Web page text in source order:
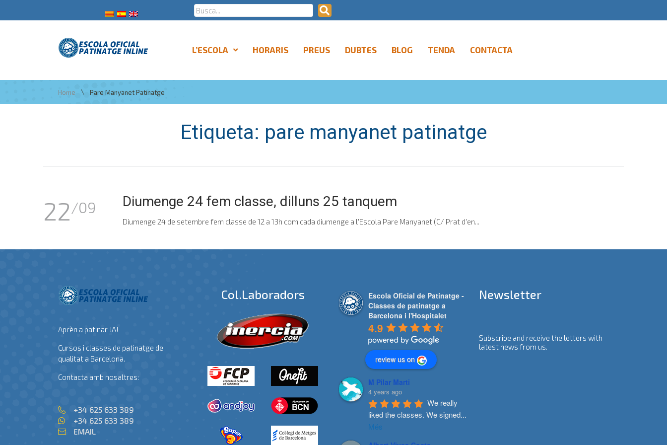
L’ESCOLA HORARIS PREUS DUBTES BLOG TENDA CONTACTA
Home \ Pare Manyanet Patinatge
Etiqueta: pare manyanet patinatge
22/09 Diumenge 24 fem classe, dilluns 25 tanquem
Diumenge 24 de setembre fem classe de 12 a 13h com cada diumenge a l'Escola Pare Manyanet (C/ Prat d'en...
Aprèn a patinar JA!
Cursos i classes de patinatge de
qualitat a Barcelona.
Contacta amb nosaltres:
+34 625 633 389
+34 625 633 389
EMAIL
Col.laboradors
Escola Oficial de Patinatge -
Classes de patinatge a
Barcelona i l'Hospitalet
4.9
review us on
M Pilar Marti
4 years ago
We really
liked the classes. We signed...
Més
Newsletter
Subscribe and receive the letters with
latest news from us.